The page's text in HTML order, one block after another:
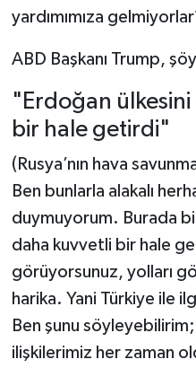
yardımımıza
ABD Başkanı Trump,
"Erdoğan
bir hale getirdi"
(Rusya’nın hava
Ben bunlarla alakalı
duymuyorum. Burada
daha kuvvetli bir hale
görüyorsunuz, yolları
harika. Yani Türkiye ile
Ben şunu
ilişkilerimiz her zaman